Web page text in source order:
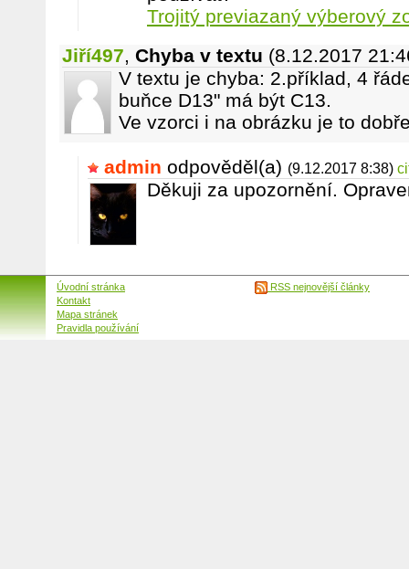
Trojitý previazaný výberový
Jiří497, Chyba v textu (8.12.2017
V textu je chyba: 2.příklad, 4
buňce D13" má být C13.
Ve vzorci i na obrázku je to
admin odpověděl(a) (9.12.2017 8:38)
Děkuji za upozornění.
Úvodní stránka
Kontakt
Mapa stránek
Pravidla používání
RSS nejnovější články